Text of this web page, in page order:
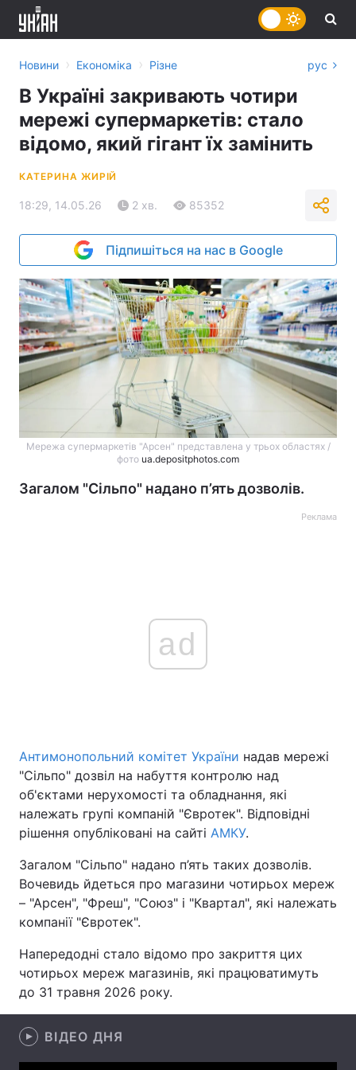
Головна Війна
Україна Політика
Спорт Наука
Техно і зв'язок
Зброя Інциденти
Здоров'я
Цікавинки
Екологія Регіони
Новини › Економіка › Різне рус
В Україні закривають чотири
мережі супермаркетів: стало
відомо, який гігант їх замінить
КАТЕРИНА ЖИРІЙ
18:29, 14.05.26 2 хв. 85352
Підпишіться на нас в Google
Мережа супермаркетів "Арсен" представлена у трьох областях /
фото ua.depositphotos.com
Загалом "Сільпо" надано п’ять дозволів.
Реклама
ad
Антимонопольний комітет України надав мережі
"Сільпо" дозвіл на набуття контролю над
об'єктами нерухомості та обладнання, які
належать групі компаній "Євротек". Відповідні
рішення опубліковані на сайті АМКУ.
Загалом "Сільпо" надано п’ять таких дозволів.
Вочевидь йдеться про магазини чотирьох мереж
– "Арсен", "Фреш", "Союз" і "Квартал", які належать
компанії "Євротек".
Напередодні стало відомо про закриття цих
чотирьох мереж магазинів, які працюватимуть
до 31 травня 2026 року.
ВІДЕО ДНЯ